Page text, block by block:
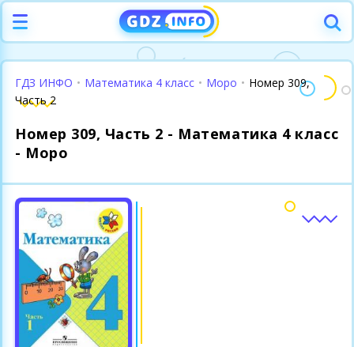
ГДЗ ИНФО • Математика 4 класс • Моро • Номер 309,
Часть 2
Номер 309, Часть 2 - Математика 4 класс
- Моро